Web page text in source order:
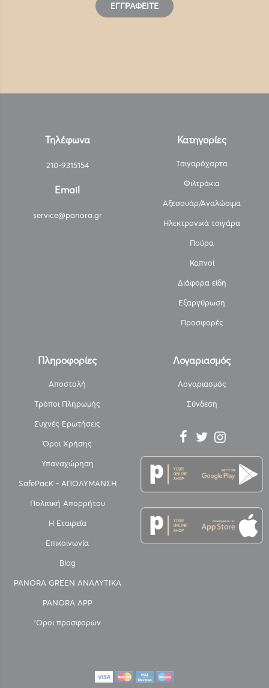
ΕΓΓΡΑΦΕΊΤΕ
Τηλέφωνα
210-9315154
Email
service@panora.gr
Κατηγορίες
Τσιγαρόχαρτα
Φιλτράκια
Αξεσουάρ/Αναλώσιμα
Ηλεκτρονικά τσιγάρα
Πούρα
Καπνοί
Διάφορα είδη
Εξαργύρωση
Προσφορές
Πληροφορίες
Αποστολή
Τρόποι Πληρωμής
Συχνές Ερωτήσεις
Όροι Χρήσης
Υπαναχώρηση
SafePacK - ΑΠΟΛΥΜΑΝΣΗ
Πολιτική Απορρήτου
Η Εταιρεία
Επικοινωνία
Blog
PANORA GREEN ΑΝΑΛΥΤΙΚΑ
PANORA APP
'Οροι προσφορών
Λογαριασμός
Λογαριασμός
Σύνδεση